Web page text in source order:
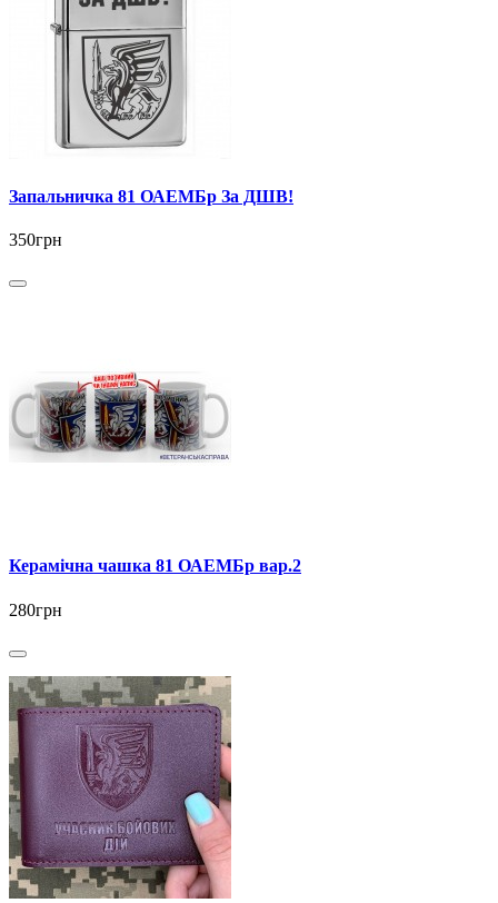
Запальничка 81 ОАЕМБр За ДШВ!
350грн
Керамічна чашка 81 ОАЕМБр вар.2
280грн